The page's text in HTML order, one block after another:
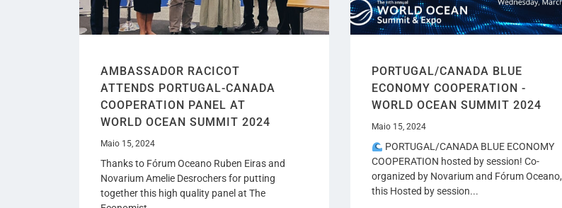
AMBASSADOR RACICOT
ATTENDS PORTUGAL-CANADA
COOPERATION PANEL AT
WORLD OCEAN SUMMIT 2024
Maio 15, 2024
Thanks to Fórum Oceano Ruben Eiras and
Novarium Amelie Desrochers for putting
together this high quality panel at The
PORTUGAL/CANADA BLUE
ECONOMY COOPERATION -
WORLD OCEAN SUMMIT 2024
Maio 15, 2024
PORTUGAL/CANADA BLUE ECONOMY
COOPERATION hosted by session! Co-
organized by Novarium and Fórum Oceano,
this Hosted by session...